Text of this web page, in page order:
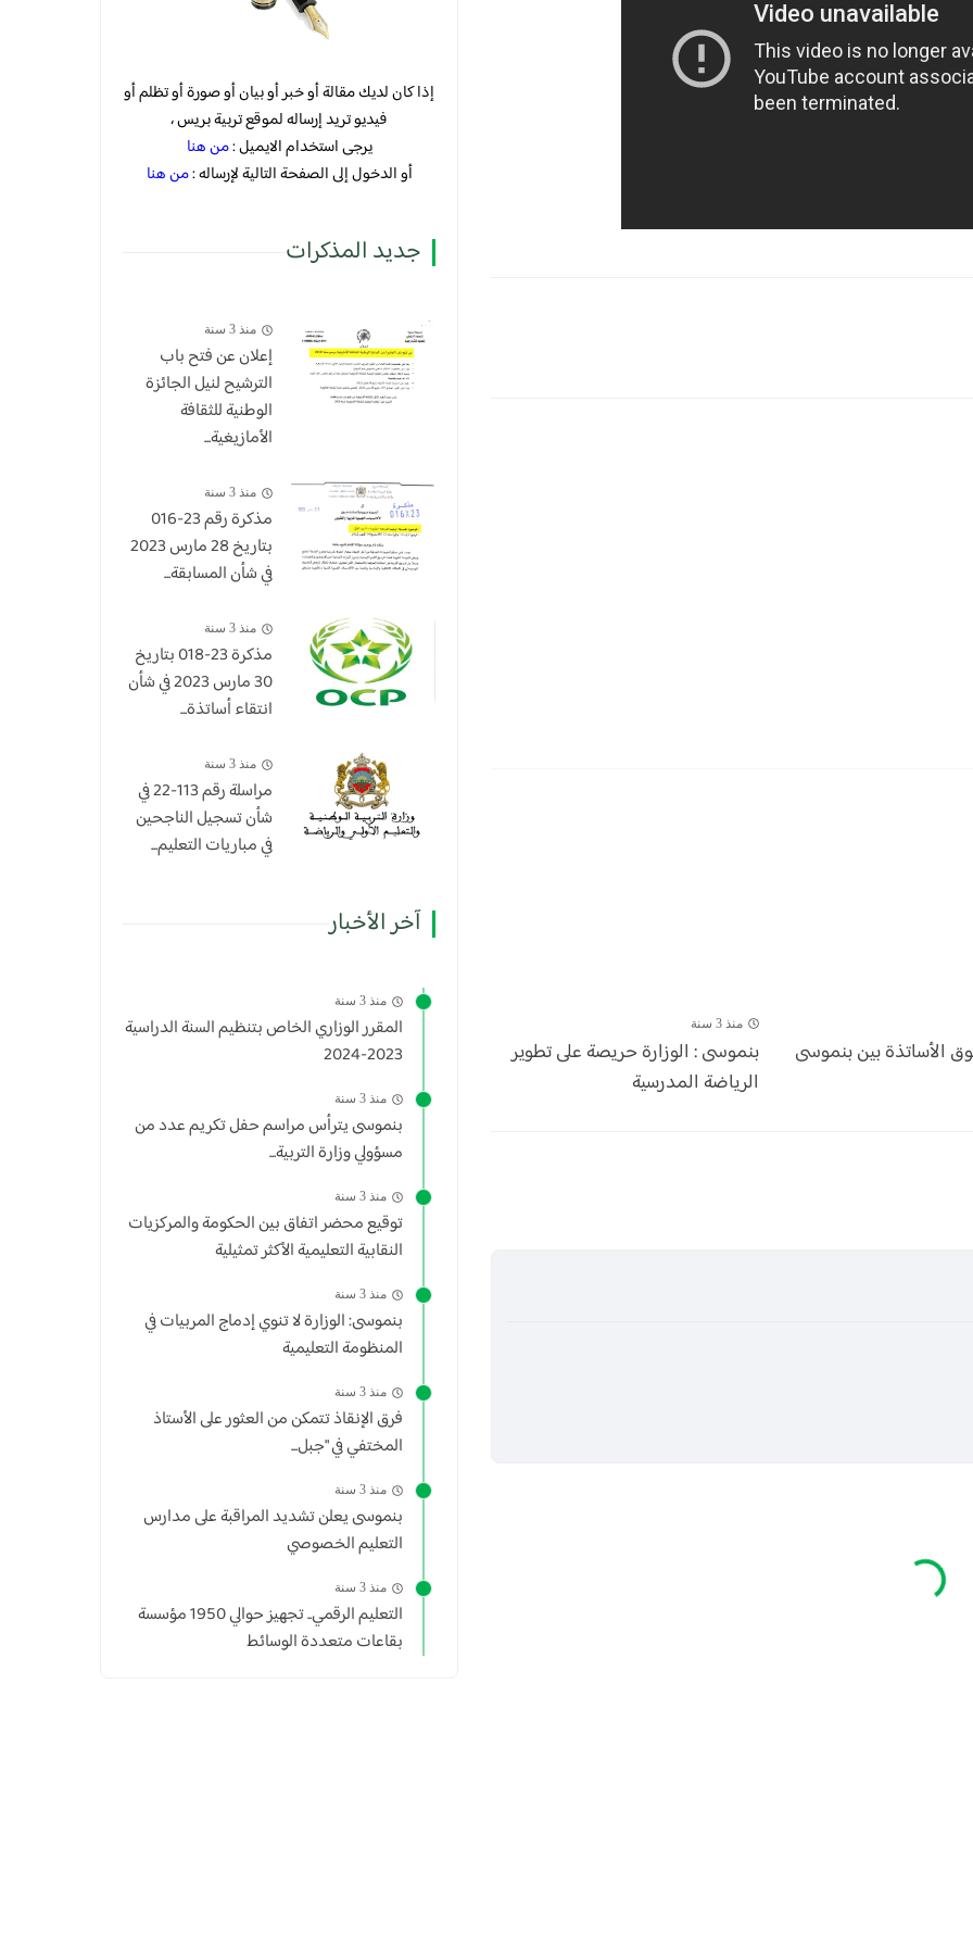
الأساتذة بين بنموسى
منذ 3 سنة
بنموسى : الوزارة حريصة على تطوير
الرياضة المدرسية
إذا كان لديك مقالة أو خبر أو بيان أو صورة أو تظلم أو
فيديو تريد إرساله لموقع تربية بريس ،
يرجى استخدام الايميل :من هنا
أو الدخول إلى الصفحة التالية لإرساله :من هنا
جديد المذكرات
منذ 3 سنة
إعلان عن فتح باب
الترشيح لنيل الجائزة
الوطنية للثقافة
الأمازيغية...
منذ 3 سنة
مذكرة رقم 23-016
بتاريخ 28 مارس 2023
في شأن المسابقة...
منذ 3 سنة
​مذكرة 23-018 بتاريخ
30 مارس 2023 في شأن
انتقاء أساتذة...
منذ 3 سنة
مراسلة رقم 113-22 في
شأن تسجيل الناجحين
في مباريات التعليم...
آخر الأخبار
منذ 3 سنة
المقرر الوزاري الخاص بتنظيم السنة الدراسية
2023-2024
منذ 3 سنة
بنموسى يترأس مراسم حفل تكريم عدد من
مسؤولي وزارة التربية...
منذ 3 سنة
توقيع محضر اتفاق بين الحكومة والمركزيات
النقابية التعليمية الأكثر تمثيلية
منذ 3 سنة
بنموسى: الوزارة لا تنوي إدماج المربيات في
المنظومة التعليمية
منذ 3 سنة
فرق الإنقاذ تتمكن من العثور على الأستاذ
المختفي في "جبل...
منذ 3 سنة
بنموسى يعلن تشديد المراقبة على مدارس
التعليم الخصوصي
منذ 3 سنة
التعليم الرقمي.. تجهيز حوالي 1950 مؤسسة
بقاعات متعددة الوسائط